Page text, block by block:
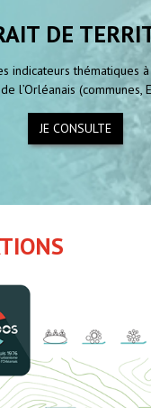
DE
indicateurs thématiques
l’Orléanais (communes,
JE CONSULTE